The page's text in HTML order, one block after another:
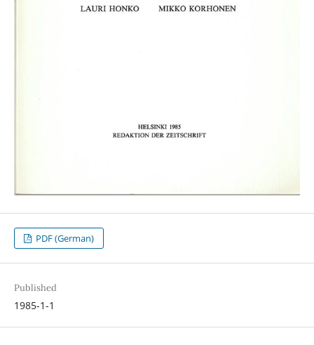
PDF (German)
Published
1985-1-1